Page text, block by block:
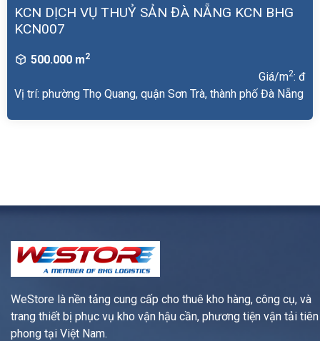
KCN DỊCH VỤ THUỶ SẢN ĐÀ NẴNG KCN BHG
KCN007
500.000 m2
Giá/m2: đ
Vị trí: phường Thọ Quang, quận Sơn Trà, thành phố Đà Nẵng
WeStore là nền tảng cung cấp cho thuê kho hàng, công cụ, và
trang thiết bị phục vụ kho vận hậu cần, phương tiện vận tải tiên
phong tại Việt Nam.